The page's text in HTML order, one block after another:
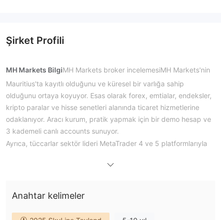
Şirket Profili
MH Markets BilgiMH Markets broker incelemesiMH Markets'nin
Mauritius'ta kayıtlı olduğunu ve küresel bir varlığa sahip
olduğunu ortaya koyuyor. Esas olarak forex, emtialar, endeksler,
kripto paralar ve hisse senetleri alanında ticaret hizmetlerine
odaklanıyor. Aracı kurum, pratik yapmak için bir demo hesap ve
3 kademeli canlı accounts sunuyor.
Ayrıca, tüccarlar sektör lideri MetaTrader 4 ve 5 platformlarıyla
brokerin sosyal ticaret imkanı
toplulukları içinde başarılı öncüleri takip ederek ve onlarla
Ayrıca, katılımcılar brokerin promosyon programlarına katılarak
Anahtar kelimeler